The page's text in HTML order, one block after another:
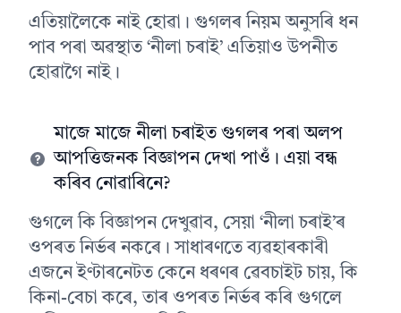
এতিয়ালৈকে নাই হোৱা। গুগলৰ নিয়ম অনুসৰি ধন
পাব পৰা অৱস্থাত ‘নীলা চৰাই’ এতিয়াও উপনীত
হোৱাগৈ নাই।
মাজে মাজে নীলা চৰাইত গুগলৰ পৰা অলপ
আপত্তিজনক বিজ্ঞাপন দেখা পাওঁ। এয়া বন্ধ
কৰিব নোৱাৰিনে?
গুগলে কি বিজ্ঞাপন দেখুৱাব, সেয়া ‘নীলা চৰাই’ৰ
ওপৰত নিৰ্ভৰ নকৰে। সাধাৰণতে ব্যৱহাৰকাৰী
এজনে ইণ্টাৰনেটত কেনে ধৰণৰ ৱেবচাইট চায়, কি
কিনা-বেচা কৰে, তাৰ ওপৰত নিৰ্ভৰ কৰি গুগলে